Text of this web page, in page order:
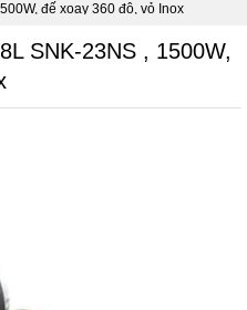
đế xoay 360 độ, vỏ Inox
SNK-23NS , 1500W,